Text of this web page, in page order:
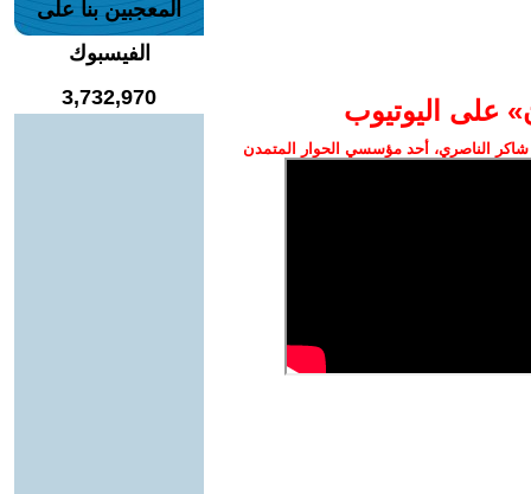
على اليوتيوب
الناصري، أحد مؤسسي الحوار المتمدن
المعجبين بنا على
الفيسبوك
3,732,970